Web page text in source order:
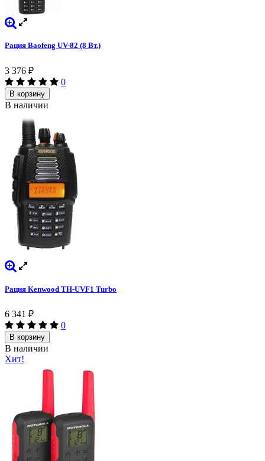
Рация Baofeng UV-82 (8 Вт.)
3 376 ₽
0
В корзину
В наличии
Рация Kenwood TH-UVF1 Turbo
6 341 ₽
0
В корзину
В наличии
Хит!